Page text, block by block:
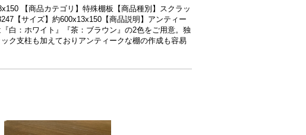
【商品カテゴリ】特殊棚板【商品種別】スクラッ
【サイズ】約600x13x150【商品説明】アンティー
白：ホワイト』『茶：ブラウン』の2色をご用意。独
ク支柱も加えておりアンティークな棚の作成も容易